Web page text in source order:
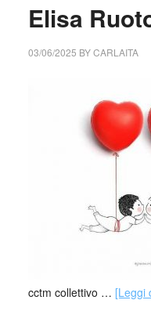
Elisa
03/06/2025 BYCARLAITA
cctm collettivo … [Leggi